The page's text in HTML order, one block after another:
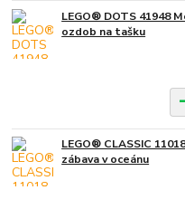
LEGO® DOTS 41948
ozdob na tašku
LEGO® CLASSIC
zábava v oceánu